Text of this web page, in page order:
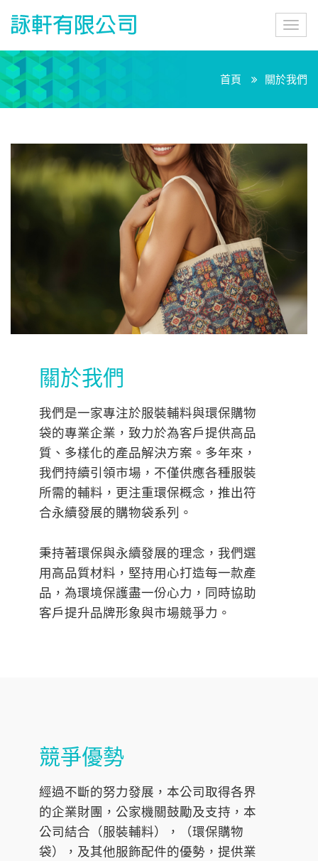
詠
軒
有
限
公
司
首頁 關於我們
關於我們
我們是一家專注於服裝輔料與環保購物
袋的專業企業，致力於為客戶提供高品
質、多樣化的產品解決方案。多年來，
我們持續引領市場，不僅供應各種服裝
所需的輔料，更注重環保概念，推出符
合永續發展的購物袋系列。
秉持著環保與永續發展的理念，我們選
用高品質材料，堅持用心打造每一款產
品，為環境保護盡一份心力，同時協助
客戶提升品牌形象與市場競爭力。
競爭優勢
經過不斷的努力發展，本公司取得各界
的企業財團，公家機關鼓勵及支持，本
公司結合（服裝輔料），（環保購物
袋），及其他服飾配件的優勢，提供業